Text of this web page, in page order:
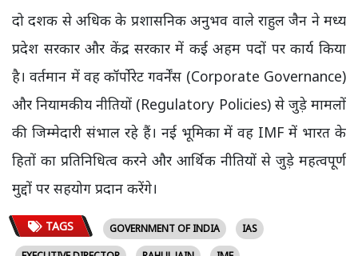
दो दशक से अधिक के प्रशासनिक अनुभव वाले राहुल जैन ने मध्य
प्रदेश सरकार और केंद्र सरकार में कई अहम पदों पर कार्य किया
है। वर्तमान में वह कॉर्पोरेट गवर्नेंस (Corporate Governance)
और नियामकीय नीतियों (Regulatory Policies) से जुड़े मामलों
की जिम्मेदारी संभाल रहे हैं। नई भूमिका में वह IMF में भारत के
हितों का प्रतिनिधित्व करने और आर्थिक नीतियों से जुड़े महत्वपूर्ण
मुद्दों पर सहयोग प्रदान करेंगे।
TAGS GOVERNMENT OF INDIA
IAS